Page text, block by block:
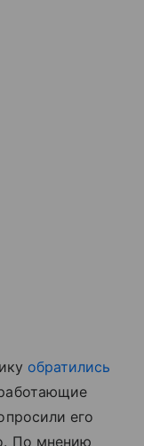
обратились
его
По мнению